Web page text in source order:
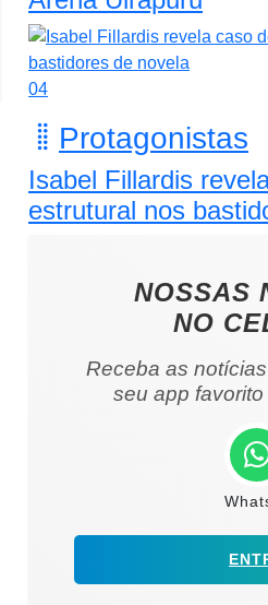
04
Protagonistas
Isabel Fillardis
estrutural nos
NOSSAS
NO
Receba as
seu app